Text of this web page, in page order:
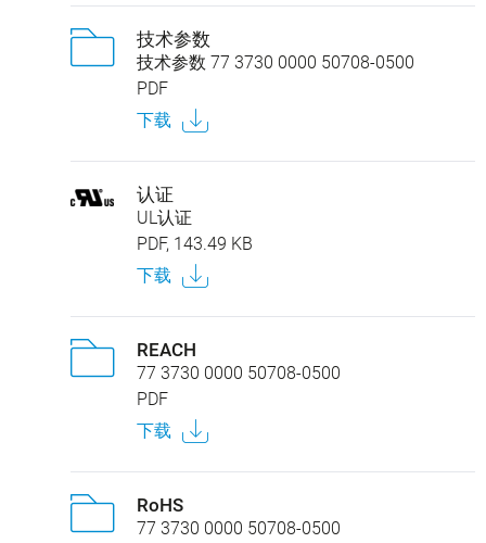
技术参数
技术参数 77 3730 0000 50708-0500
PDF
下载
认证
UL认证
PDF, 143.49 KB
下载
REACH
77 3730 0000 50708-0500
PDF
下载
RoHS
77 3730 0000 50708-0500